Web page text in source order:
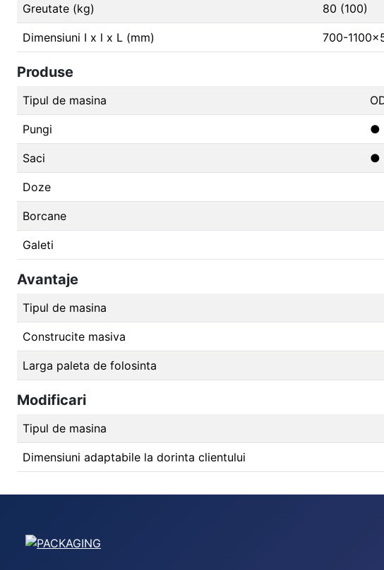
Greutate (kg) 80 (100)
Dimensiuni I x l x L (mm) 700-
Produse
Tipul de masina
Pungi ●
Saci ●
Doze
Borcane
Galeti
Avantaje
Tipul de masina
Construcite masiva
Larga paleta de folosinta
Modificari
Tipul de masina
Dimensiuni adaptabile la dorinta clientului